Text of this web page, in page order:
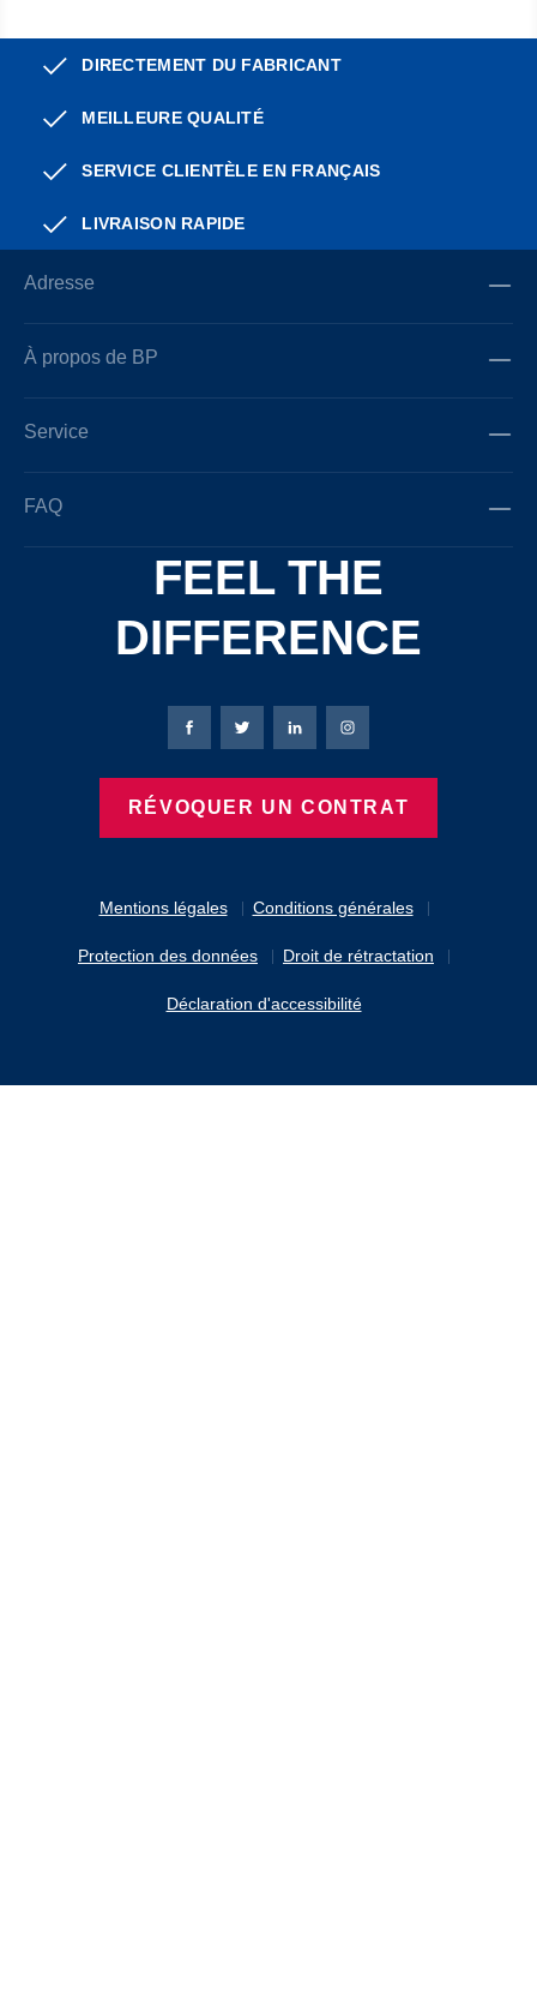
DIRECTEMENT DU FABRICANT
MEILLEURE QUALITÉ
SERVICE CLIENTÈLE EN FRANÇAIS
LIVRAISON RAPIDE
Adresse
À propos de BP
Service
FAQ
FEEL THE
DIFFERENCE
Mentions légales Conditions générales
Protection des données Droit de rétractation
Déclaration d'accessibilité
Page Facebook de Bierbaum-Proenen
Page X de Bierbaum-Proenen
Page LinkedIn de
Page Instagram de
RÉVOQUER UN CONTRAT